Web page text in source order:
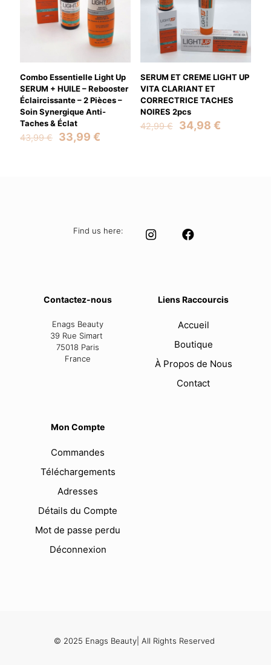
Combo Essentielle Light Up
SERUM + HUILE – Rebooster
Éclaircissante – 2 Pièces –
Soin Synergique Anti-
Taches & Éclat
43,99€
Original
33,99 €
SERUM ET CREME LIGHT UP
VITA CLARIANT ET
CORRECTRICE TACHES
NOIRES 2pcs
42,99€
Original
34,98 €Current
Find us here:
Contactez-nous
Enags Beauty
39 Rue Simart
75018 Paris
France
Liens Raccourcis
Accueil
Boutique
À Propos de Nous
Contact
Mon Compte
Commandes
Téléchargements
Adresses
Détails du Compte
Mot de passe perdu
Déconnexion
© 2025 Enags Beauty| All Rights Reserved